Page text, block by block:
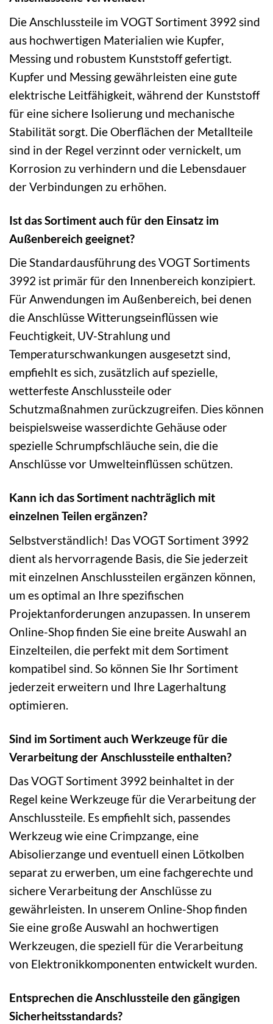
Die Anschlussteile im VOGT Sortiment 3992 sind
aus hochwertigen Materialien wie Kupfer,
Messing und robustem Kunststoff gefertigt.
Kupfer und Messing gewährleisten eine gute
elektrische Leitfähigkeit, während der Kunststoff
für eine sichere Isolierung und mechanische
Stabilität sorgt. Die Oberflächen der Metallteile
sind in der Regel verzinnt oder vernickelt, um
Korrosion zu verhindern und die Lebensdauer
der Verbindungen zu erhöhen.
Ist das Sortiment auch für den Einsatz im
Außenbereich geeignet?
Die Standardausführung des VOGT Sortiments
3992 ist primär für den Innenbereich konzipiert.
Für Anwendungen im Außenbereich, bei denen
die Anschlüsse Witterungseinflüssen wie
Feuchtigkeit, UV-Strahlung und
Temperaturschwankungen ausgesetzt sind,
empfiehlt es sich, zusätzlich auf spezielle,
wetterfeste Anschlussteile oder
Schutzmaßnahmen zurückzugreifen. Dies können
beispielsweise wasserdichte Gehäuse oder
spezielle Schrumpfschläuche sein, die die
Anschlüsse vor Umwelteinflüssen schützen.
Kann ich das Sortiment nachträglich mit
einzelnen Teilen ergänzen?
Selbstverständlich! Das VOGT Sortiment 3992
dient als hervorragende Basis, die Sie jederzeit
mit einzelnen Anschlussteilen ergänzen können,
um es optimal an Ihre spezifischen
Projektanforderungen anzupassen. In unserem
Online-Shop finden Sie eine breite Auswahl an
Einzelteilen, die perfekt mit dem Sortiment
kompatibel sind. So können Sie Ihr Sortiment
jederzeit erweitern und Ihre Lagerhaltung
optimieren.
Sind im Sortiment auch Werkzeuge für die
Verarbeitung der Anschlussteile enthalten?
Das VOGT Sortiment 3992 beinhaltet in der
Regel keine Werkzeuge für die Verarbeitung der
Anschlussteile. Es empfiehlt sich, passendes
Werkzeug wie eine Crimpzange, eine
Abisolierzange und eventuell einen Lötkolben
separat zu erwerben, um eine fachgerechte und
sichere Verarbeitung der Anschlüsse zu
gewährleisten. In unserem Online-Shop finden
Sie eine große Auswahl an hochwertigen
Werkzeugen, die speziell für die Verarbeitung
von Elektronikkomponenten entwickelt wurden.
Entsprechen die Anschlussteile den gängigen
Sicherheitsstandards?